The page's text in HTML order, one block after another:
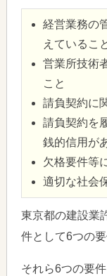
経営業務の
えているこ
営業所技術
こと
請負契約に
請負契約を
銭的信用が
欠格要件等
適切な社会
東京都の建設業
件として6つの
それら6つの要